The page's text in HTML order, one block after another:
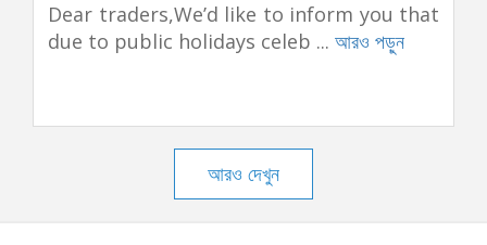
Dear traders,We’d like to inform you that
due to public holidays celeb ... আরও পড়ুন
আরও দেখুন